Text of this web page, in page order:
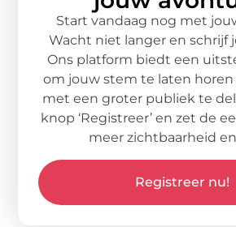
Start vandaag nog met
Wacht niet langer en schrijf
Ons platform biedt een
om jouw stem te laten
met een groter publiek te
knop ‘Registreer’ en zet de
meer zichtbaarheid
Registreer nu!